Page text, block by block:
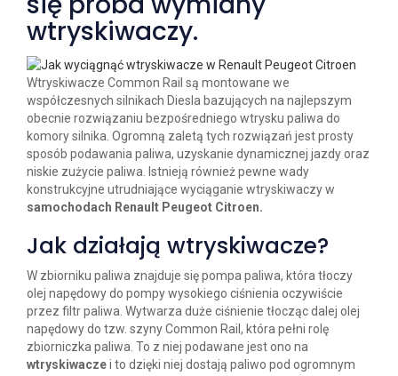
wtryskiwaczy.
Wtryskiwacze Common Rail są montowane we
współczesnych silnikach Diesla bazujących na najlepszym
obecnie rozwiązaniu bezpośredniego wtrysku paliwa do
komory silnika. Ogromną zaletą tych rozwiązań jest prosty
sposób podawania paliwa, uzyskanie dynamicznej jazdy oraz
niskie zużycie paliwa. Istnieją również pewne wady
konstrukcyjne utrudniające wyciąganie wtryskiwaczy w
samochodach Renault Peugeot Citroen.
Jak działają wtryskiwacze?
W zbiorniku paliwa znajduje się pompa paliwa, która tłoczy
olej napędowy do pompy wysokiego ciśnienia oczywiście
przez filtr paliwa. Wytwarza duże ciśnienie tłocząc dalej olej
napędowy do tzw. szyny Common Rail, która pełni rolę
zbiorniczka paliwa. To z niej podawane jest ono na
wtryskiwaczei to dzięki niej dostają paliwo pod ogromnym